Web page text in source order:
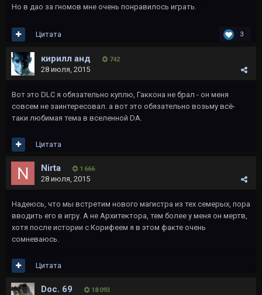
Но в дао за гномов мне очень понравилось играть.
3
Цитата
кирилл анд 742
28 июля, 2015
Вот это DLC я обязательно куплю, Гаккона не брал - он меня
совсем не заинтересовал. а вот это обязательно возьму всё-
таки любимая тема в вселенной DA.
Цитата
Nirta 1 666
28 июля, 2015
Надеюсь, что мы встретим нового магистра из тех семерых, пора
вводить его в игру. А не Архитектора, тем более у меня он мертв,
хотя после истории с Корифеем я в этом факте очень
сомневаюсь.
Цитата
Doc. 69 18 093